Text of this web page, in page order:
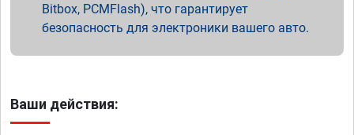
Bitbox, PCMFlash), что гарантирует
безопасность для электроники вашего авто.
Ваши действия: